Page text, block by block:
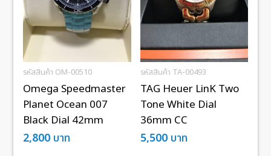
รหัสสินค้า OM-00510
Omega Speedmaster
Planet Ocean 007
Black Dial 42mm
2,800 บาท
รหัสสินค้า TA-00493
TAG Heuer LinK Two
Tone White Dial
36mm CC
5,500 บาท